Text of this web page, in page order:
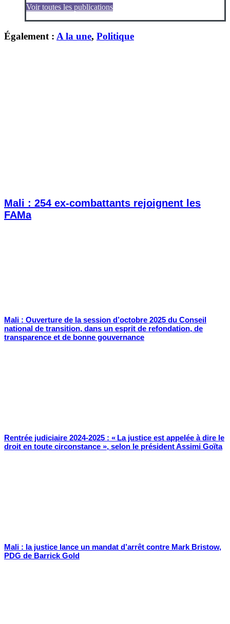
Voir toutes les publications
Également : A la une, Politique
Mali : 254 ex-combattants rejoignent les
FAMa
Mali : Ouverture de la session d’octobre 2025 du Conseil
national de transition, dans un esprit de refondation, de
transparence et de bonne gouvernance
Rentrée judiciaire 2024-2025 : « La justice est appelée à dire le
droit en toute circonstance », selon le président Assimi Goïta
Mali : la justice lance un mandat d’arrêt contre Mark Bristow,
PDG de Barrick Gold